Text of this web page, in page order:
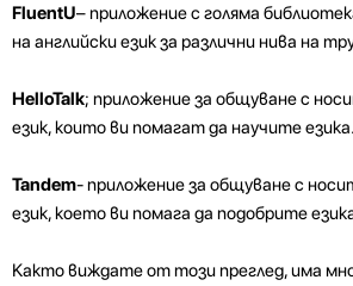
FluentU– приложение с голяма
на английски език за различни нива на
HelloTalk; приложение за общуване с
език, които ви помагат да научите езика.
Tandem- приложение за общуване с
език, което ви помага да подобрите
Както виждате от този преглед, има